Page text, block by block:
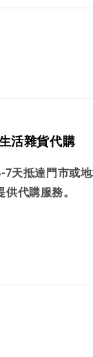
活雜貨代購
天抵達門市或
代購服務。